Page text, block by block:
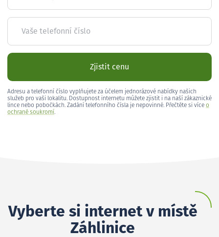
Vaše telefonní číslo
Zjistit cenu
Adresu a telefonní číslo vyplňujete za účelem jednorázové nabídky našich
služeb pro vaši lokalitu. Dostupnost internetu můžete zjistit i na naší zákaznické
lince nebo pobočkách. Zadání telefonního čísla je nepovinné. Přečtěte si více o
ochraně soukromí.
Vyberte si internet v místě
Záhlinice